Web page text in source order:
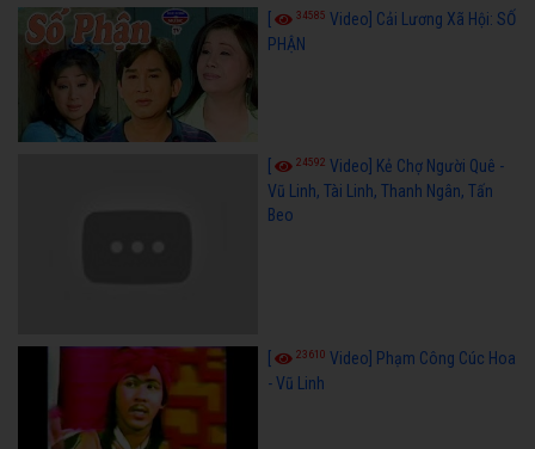
34585 Video] Cải Lương Xã Hội: SỐ
PHẬN
24592 Video] Kẻ Chợ Người Quê -
Vũ Linh, Tài Linh, Thanh Ngân, Tấn
Beo
[ 23610 Video] Phạm Công Cúc Hoa
- Vũ Linh